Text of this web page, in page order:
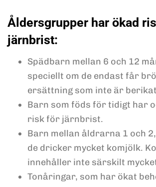
Åldersgrupper har ökad
järnbrist:
Spädbarn mellan 6 och 12
speciellt om de endast får
ersättning som inte är
Barn som föds för tidigt har
risk för järnbrist.
Barn mellan åldrarna 1 och
de dricker mycket komjölk.
innehåller inte särskilt
Tonåringar, som har ökat